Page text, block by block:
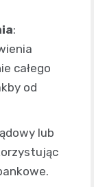
:
całego
od
lub